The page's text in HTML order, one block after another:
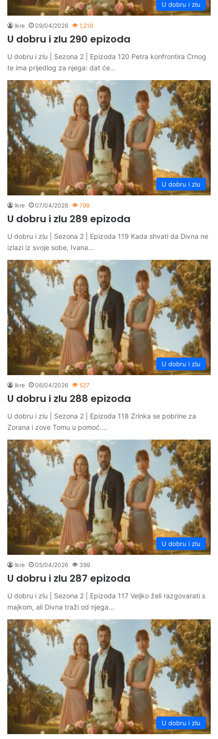
U dobru i zlu
Ikre 09/04/2026 1,210
U dobru i zlu 290 epizoda
U dobru i zlu | Sezona 2 | Epizoda 120 Petra konfrontira Crnog
te ima prijedlog za njega: dat će…
U dobru i zlu
Ikre 07/04/2026 799
U dobru i zlu 289 epizoda
U dobru i zlu | Sezona 2 | Epizoda 119 Kada shvati da Divna ne
izlazi iz svoje sobe, Ivana…
U dobru i zlu
Ikre 06/04/2026 527
U dobru i zlu 288 epizoda
U dobru i zlu | Sezona 2 | Epizoda 118 Zrinka se pobrine za
Zorana i zove Tomu u pomoć.…
U dobru i zlu
Ikre 05/04/2026 399
U dobru i zlu 287 epizoda
U dobru i zlu | Sezona 2 | Epizoda 117 Veljko želi razgovarati s
majkom, ali Divna traži od njega…
U dobru i zlu